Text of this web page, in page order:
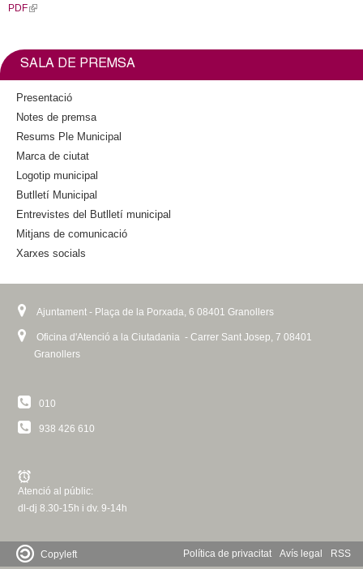
k
PDF(
n
x
t
e
r
n
a
SALA DE PREMSA
Presentació
Notes de premsa
Resums Ple Municipal
Marca de ciutat
Logotip municipal
Butlletí Municipal
Entrevistes del Butlletí municipal
Mitjans de comunicació
Xarxes socials
Ajuntament - Plaça de la Porxada, 6 08401 Granollers
Oficina d'Atenció a la Ciutadania - Carrer Sant Josep, 7 08401
Granollers
010
938 426 610
Atenció al públic:
dl-dj 8.30-15h i dv. 9-14h
Política de privacitat Avís legal RSS
Copyleft